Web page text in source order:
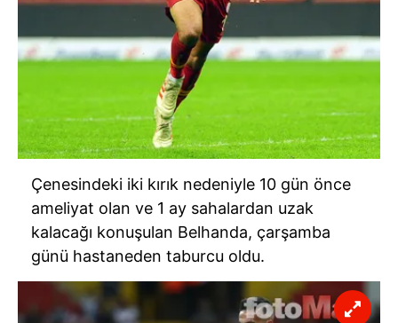
Çenesindeki iki kırık nedeniyle 10 gün önce
ameliyat olan ve 1 ay sahalardan uzak
kalacağı konuşulan Belhanda, çarşamba
günü hastaneden taburcu oldu.